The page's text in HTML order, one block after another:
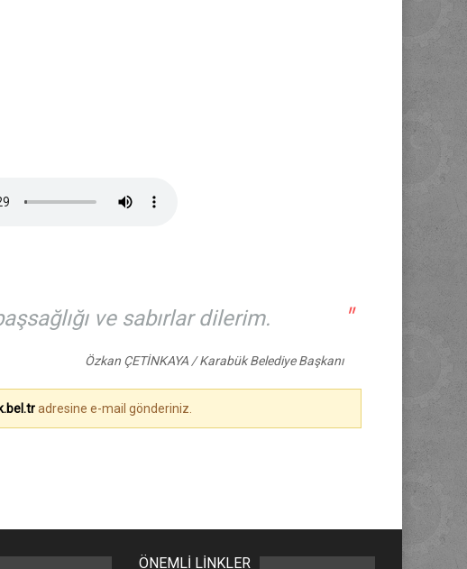
ve sabırlar dilerim. "
Özkan ÇETİNKAYA / Karabük Belediye Başkanı
adresine e-mail gönderiniz.
ÖNEMLİ LİNKLER